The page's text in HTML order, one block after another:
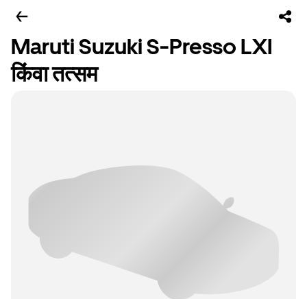
Maruti Suzuki S-Presso LXI
किंवा तत्सम